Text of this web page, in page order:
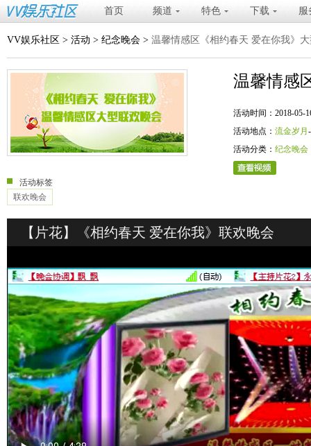
首页 频道 特色 下载 服
VV娱乐社区 > 活动 > 纪念晚会 > 温馨情感区《相约春天 爱在你我》
温馨情感
活动时间：2018-05-
活动地点： 流金岁月
活动分类： 纪念晚会
活动标签
联欢晚会
【片花】《相约春天 爱在你我》联欢晚会